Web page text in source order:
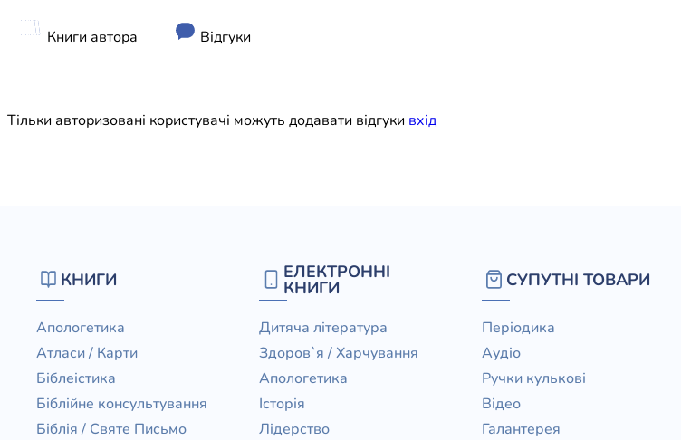
Художня література
Книги автора Відгуки
Тільки авторизовані користувачі можуть додавати відгуки вхiд
КНИГИ
Апологетика
Атласи / Карти
Біблеістика
Біблійне консультування
Біблія / Святе Письмо
ЕЛЕКТРОННІ
КНИГИ
Дитяча література
Здоров`я / Харчування
Апологетика
Історія
Лідерство
СУПУТНІ ТОВАРИ
Періодика
Аудіо
Ручки кулькові
Відео
Галантерея